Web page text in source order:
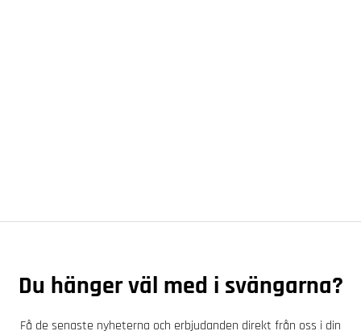
Du hänger väl med i svängarna?
Få de senaste nyheterna och erbjudanden direkt från oss i din